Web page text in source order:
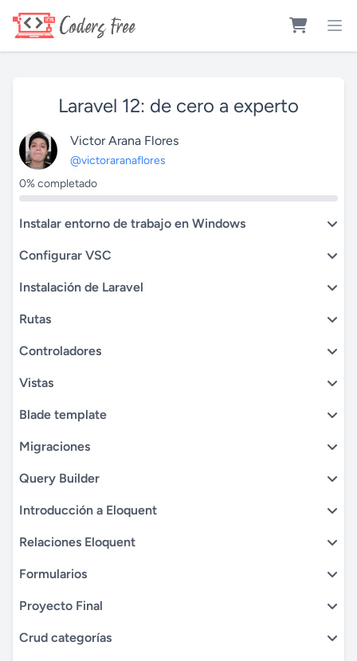
Laravel 12: de cero a experto
Victor Arana Flores
@victoraranaflores
0% completado
Instalar entorno de trabajo en Windows
Configurar VSC
Instalación de Laravel
Rutas
Controladores
Vistas
Blade template
Migraciones
Query Builder
Introducción a Eloquent
Relaciones Eloquent
Formularios
Proyecto Final
Crud categorías